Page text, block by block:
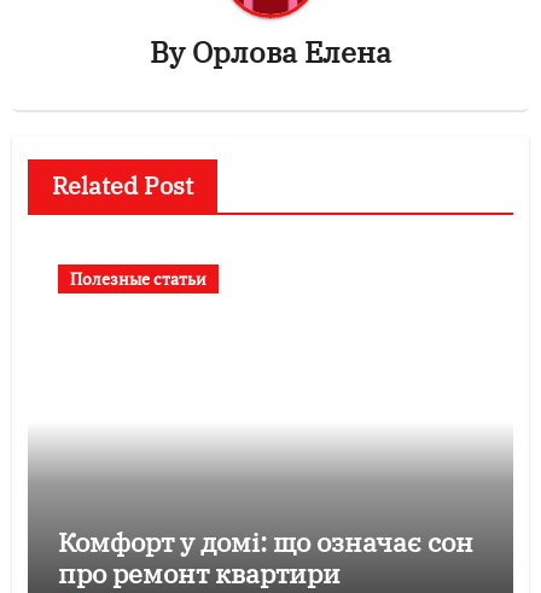
ByОрлова Елена
Related Post
Полезные статьи
Комфорт у домі: що означає сон
про ремонт квартири